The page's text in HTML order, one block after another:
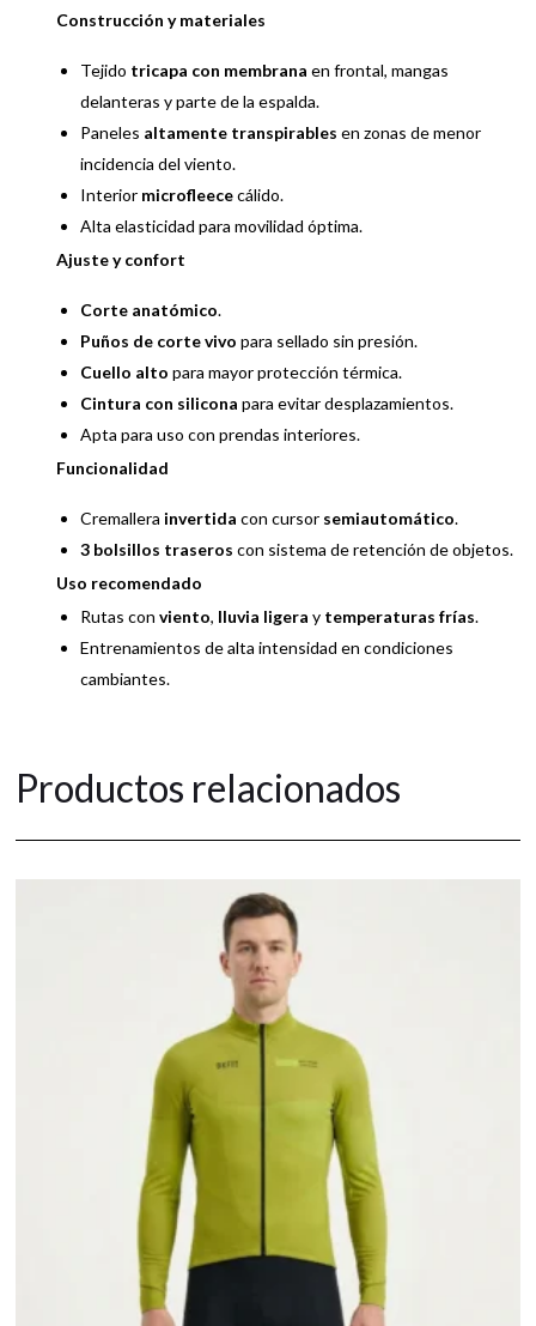
Construcción y materiales
Tejido tricapa con membrana en frontal, mangas
delanteras y parte de la espalda.
Paneles altamente transpirables en zonas de menor
incidencia del viento.
Interior microfleececálido.
Alta elasticidad para movilidad óptima.
Ajuste y confort
Corte anatómico.
Puños de corte vivo para sellado sin presión.
Cuello alto para mayor protección térmica.
Cintura con silicona para evitar desplazamientos.
Apta para uso con prendas interiores.
Funcionalidad
Cremallera invertida con cursor semiautomático.
3 bolsillos traseros con sistema de retención de objetos.
Uso recomendado
Rutas conviento, lluvia ligera y temperaturas frías.
Entrenamientos de alta intensidad en condiciones
cambiantes.
Productos relacionados